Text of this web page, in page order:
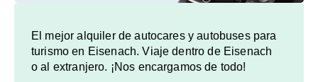
El mejor alquiler de autocares y autobuses para
turismo en Eisenach. Viaje dentro de Eisenach
o al extranjero. ¡Nos encargamos de todo!